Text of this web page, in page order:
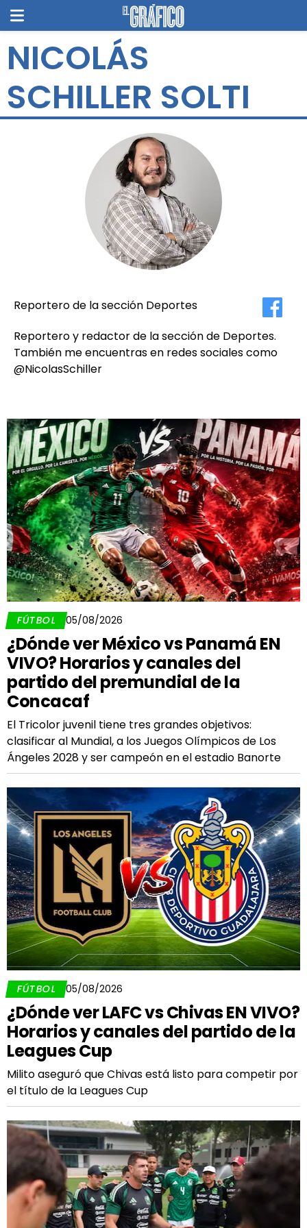
NICOLÁS
SCHILLER SOLTI
Reportero de la sección Deportes
Reportero y redactor de la sección de Deportes.
También me encuentras en redes sociales como
@NicolasSchiller
FÚTBOL 05/08/2026
¿Dónde ver México vs Panamá EN
VIVO? Horarios y canales del
partido del premundial de la
Concacaf
El Tricolor juvenil tiene tres grandes objetivos:
clasificar al Mundial, a los Juegos Olímpicos de Los
Ángeles 2028 y ser campeón en el estadio Banorte
FÚTBOL 05/08/2026
¿Dónde ver LAFC vs Chivas EN VIVO?
Horarios y canales del partido de la
Leagues Cup
Milito aseguró que Chivas está listo para competir por
el título de la Leagues Cup